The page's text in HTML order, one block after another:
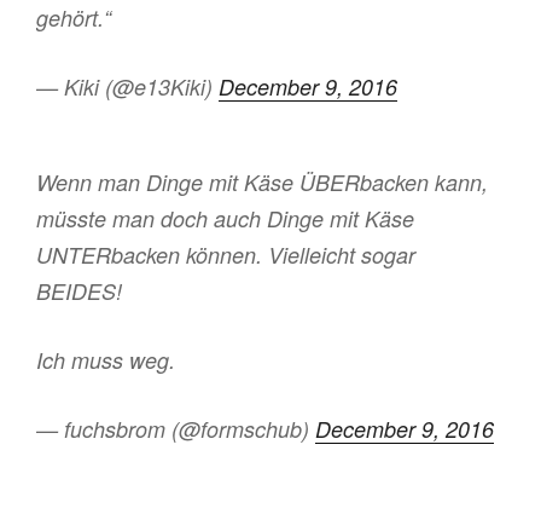
gehört.“
— Kiki (@e13Kiki) December 9, 2016
Wenn man Dinge mit Käse ÜBERbacken kann,
müsste man doch auch Dinge mit Käse
UNTERbacken können. Vielleicht sogar
BEIDES!
Ich muss weg.
— fuchsbrom (@formschub) December 9, 2016